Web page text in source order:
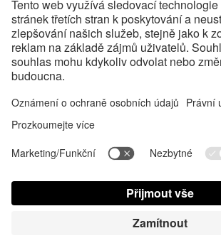
veškeré používání těchto značek společností
základě licence.
Apple, logo Apple a Apple Watch jsou obchodními
Apple Inc. Google Play a logo Google Play jsou
Contact us today